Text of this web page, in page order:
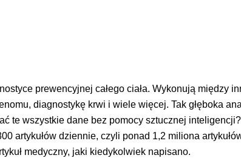
prewencyjnej całego ciała. Wykonują między
diagnostykę krwi i wiele więcej. Tak głęboka
te wszystkie dane bez pomocy sztucznej
artykułów dziennie, czyli ponad 1,2 miliona
medyczny, jaki kiedykolwiek napisano.